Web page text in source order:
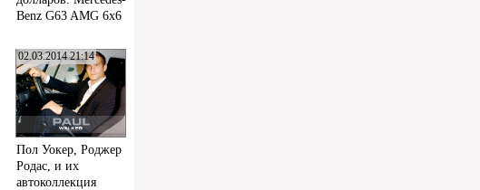
Benz G63 AMG 6x6
02.03.2014 21:14
Пол Уокер, Роджер
Родас, и их
автоколлекция